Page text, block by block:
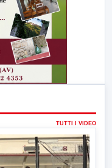
TUTTI I VIDEO